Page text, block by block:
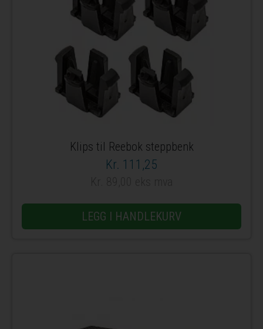
Klips til Reebok steppbenk
Kr. 111,25
LEGG I HANDLEKURV